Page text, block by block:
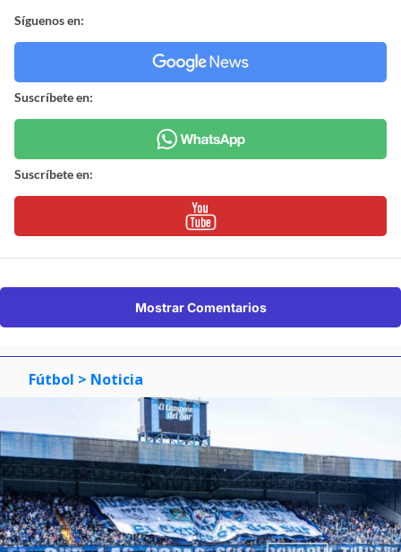
Síguenos en:
Suscríbete en:
Suscríbete en:
Mostrar Comentarios
Fútbol > Noticia